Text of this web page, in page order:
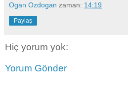
Ogan Ozdogan zaman: 14:19
Paylaş
Hiç yorum yok:
Yorum Gönder